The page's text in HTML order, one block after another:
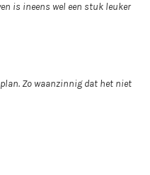
is ineens wel een stuk leuker
Zo waanzinnig dat het niet